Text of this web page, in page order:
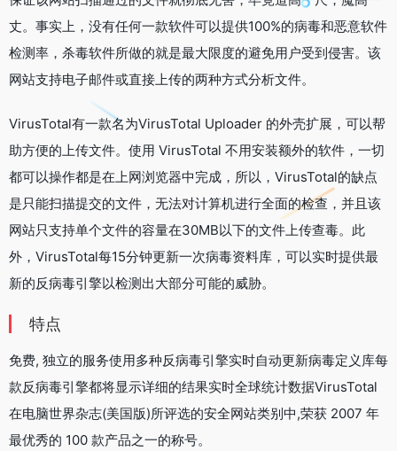
丈。事实上，没有任何一款软件可以提供100%的病毒和恶意软件
检测率，杀毒软件所做的就是最大限度的避免用户受到侵害。该
网站支持电子邮件或直接上传的两种方式分析文件。
VirusTotal有一款名为VirusTotal Uploader 的外壳扩展，可以帮
助方便的上传文件。使用 VirusTotal 不用安装额外的软件，一切
都可以操作都是在上网浏览器中完成，所以，VirusTotal的缺点
是只能扫描提交的文件，无法对计算机进行全面的检查，并且该
网站只支持单个文件的容量在30MB以下的文件上传查毒。此
外，VirusTotal每15分钟更新一次病毒资料库，可以实时提供最
新的反病毒引擎以检测出大部分可能的威胁。
特点
免费, 独立的服务使用多种反病毒引擎实时自动更新病毒定义库每
款反病毒引擎都将显示详细的结果实时全球统计数据VirusTotal
在电脑世界杂志(美国版)所评选的安全网站类别中,荣获 2007 年
最优秀的 100 款产品之一的称号。